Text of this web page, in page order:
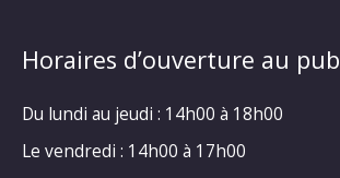
Horaires d’ouverture au
Du lundi au jeudi : 14h00 à 18h00
Le vendredi : 14h00 à 17h00